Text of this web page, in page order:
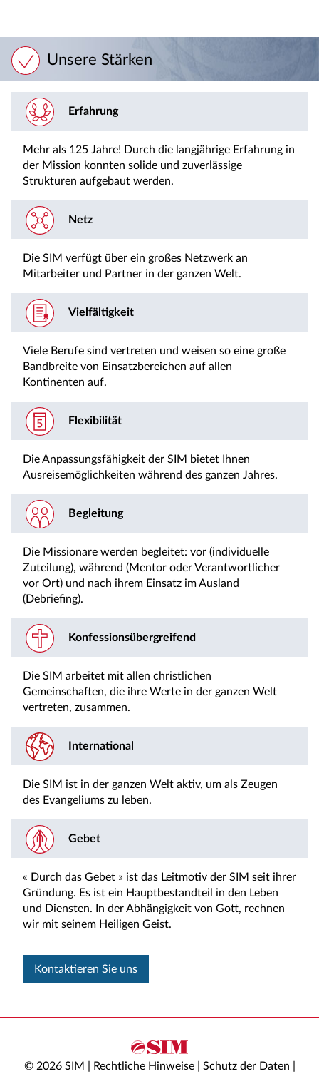
Unsere Stärken
Erfahrung
Mehr als 125 Jahre! Durch die langjährige Erfahrung in
der Mission konnten solide und zuverlässige
Strukturen aufgebaut werden.
Netz
Die SIM verfügt über ein großes Netzwerk an
Mitarbeiter und Partner in der ganzen Welt.
Vielfältigkeit
Viele Berufe sind vertreten und weisen so eine große
Bandbreite von Einsatzbereichen auf allen
Kontinenten auf.
Flexibilität
Die Anpassungsfähigkeit der SIM bietet Ihnen
Ausreisemöglichkeiten während des ganzen Jahres.
Begleitung
Die Missionare werden begleitet: vor (individuelle
Zuteilung), während (Mentor oder Verantwortlicher
vor Ort) und nach ihrem Einsatz im Ausland
(Debriefing).
Konfessionsübergreifend
Die SIM arbeitet mit allen christlichen
Gemeinschaften, die ihre Werte in der ganzen Welt
vertreten, zusammen.
International
Die SIM ist in der ganzen Welt aktiv, um als Zeugen
des Evangeliums zu leben.
Gebet
« Durch das Gebet » ist das Leitmotiv der SIM seit ihrer
Gründung. Es ist ein Hauptbestandteil in den Leben
und Diensten. In der Abhängigkeit von Gott, rechnen
wir mit seinem Heiligen Geist.
Kontaktieren Sie uns
© 2026 SIM | Rechtliche Hinweise| Schutz der Daten